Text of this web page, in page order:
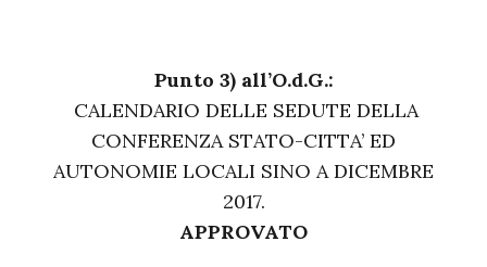
Punto 3) all’O.d.G.:
CALENDARIO DELLE SEDUTE DELLA
CONFERENZA STATO-CITTA’ ED
AUTONOMIE LOCALI SINO A DICEMBRE
2017.
APPROVATO